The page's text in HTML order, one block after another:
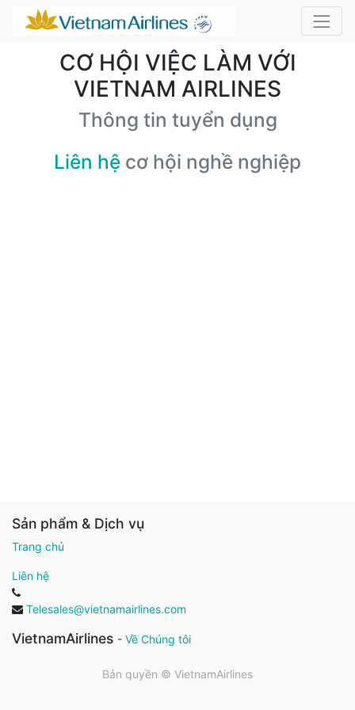
CƠ HỘI VIỆC LÀM VỚI
VIETNAM AIRLINES
Thông tin tuyển dụng
Liên hệ cơ hội nghề nghiệp
Sản phẩm & Dịch vụ
Trang chủ
Liên hệ
Telesales@vietnamairlines.com
VietnamAirlines - Về Chúng tôi
Bản quyền © VietnamAirlines